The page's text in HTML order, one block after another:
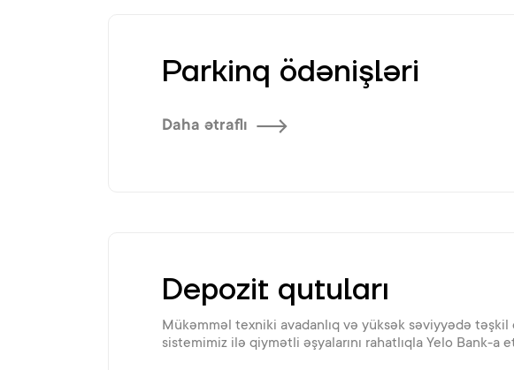
Parkinq ödənişləri
Daha ətraflı
Depozit qutuları
Mükəmməl texniki avadanlıq və yüksək səviyyədə
sistemimiz ilə qiymətli əşyalarını rahatlıqla Yelo Bank-a